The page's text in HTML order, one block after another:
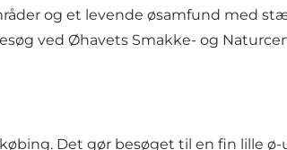
og et levende øsamfund med
ved Øhavets Smakke- og
Det gør besøget til en fin lille